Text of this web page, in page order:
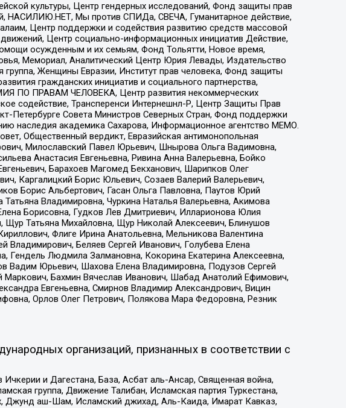
культуры, Центр гендерных исследований, Фонд защиты прав
НАСИЛИЮ.НЕТ, Мы против СПИДа, СВЕЧА, Гуманитарное действие,
Центр поддержки и содействия развитию средств массовой
Центр социально-информационных инициатив Действие,
осужденным и их семьям, Фонд Тольятти, Новое время,
Мемориал, Аналитический Центр Юрия Левады, Издательство
Женщины Евразии, Институт прав человека, Фонд защиты
гражданских инициатив и социального партнерства,
ПО ПРАВАМ ЧЕЛОВЕКА, Центр развития некоммерческих
содействие, Трансперенси Интернешнл-Р, Центр Защиты Прав
Петербурге Совета Министров Северных Стран, Фонд поддержки
наследия академика Сахарова, Информационное агентство МЕМО.
Общественный вердикт, Евразийская антимонопольная
Милославский Павел Юрьевич, Шнырова Ольга Вадимовна,
Анастасия Евгеньевна, Ривина Анна Валерьевна, Бойко
Барахоев Магомед Бекханович, Шарипков Олег
Каргалицкий Борис Юльевич, Созаев Валерий Валерьевич,
Борис Альбертович, Гасан Ольга Павловна, Паутов Юрий
Владимировна, Чуркина Наталья Валерьевна, Акимова
Борисовна, Гудков Лев Дмитриевич, Илларионова Юлия
Щур Татьяна Михайловна, Щур Николай Алексеевич, Блинушов
Флиге Ирина Анатольевна, Мельникова Валентина
Владимирович, Беляев Сергей Иванович, Голубева Елена
Гендель Людмила Залмановна, Кокорина Екатерина Алексеевна,
Вадим Юрьевич, Шахова Елена Владимировна, Подузов Сергей
Маркович, Бахмин Вячеслав Иванович, Шабад Анатолий Ефимович,
Евгеньевна, Смирнов Владимир Александрович, Вицин
Орлов Олег Петрович, Полякова Мара Федоровна, Резник
организаций, признанных в соответствии с
и Дагестана, База, Асбат аль-Ансар, Священная война,
группа, Движение Талибан, Исламская партия Туркестана,
Джунд аш-Шам, Исламский джихад, Аль-Каида, Имарат Кавказ,